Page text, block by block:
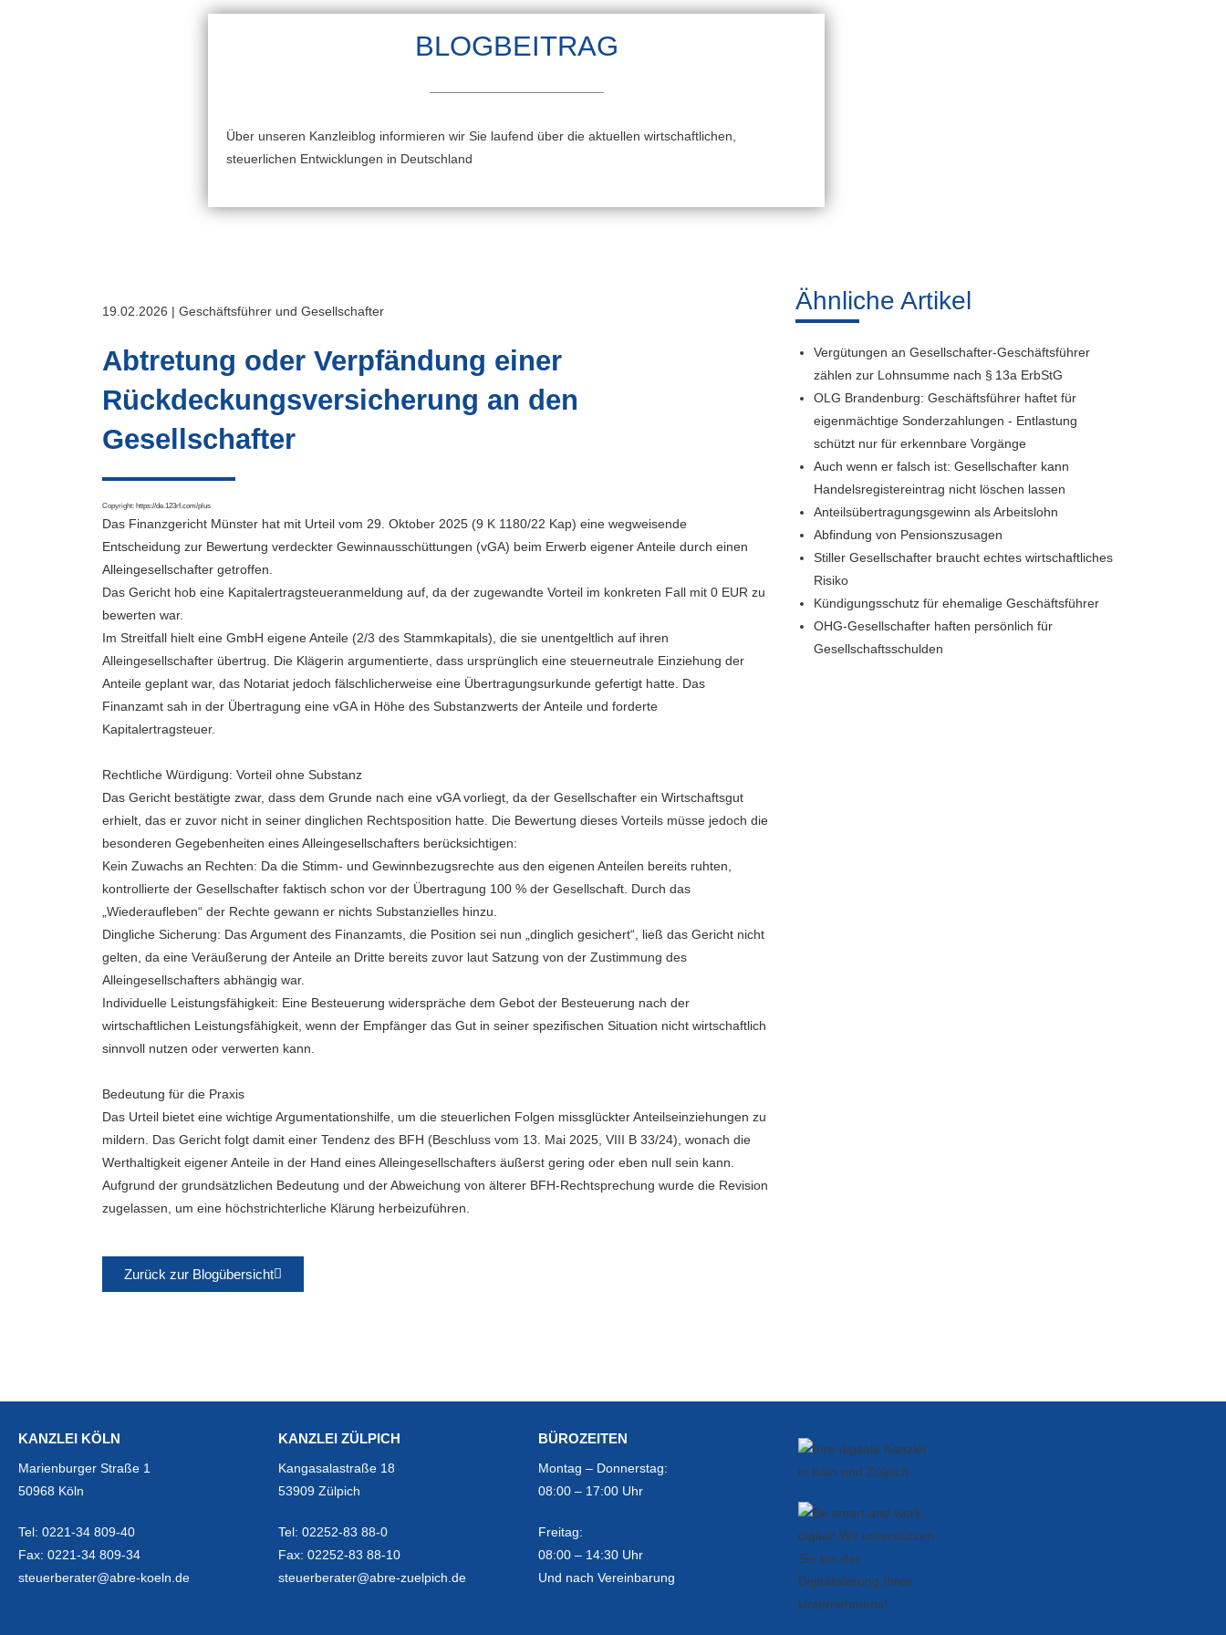
BLOGBEITRAG
Über unseren Kanzleiblog informieren wir Sie laufend über die aktuellen wirtschaftlichen,
steuerlichen Entwicklungen in Deutschland
Ähnliche Artikel
Vergütungen an Gesellschafter-Geschäftsführer
zählen zur Lohnsumme nach § 13a ErbStG
OLG Brandenburg: Geschäftsführer haftet für
eigenmächtige Sonderzahlungen - Entlastung
schützt nur für erkennbare Vorgänge
Auch wenn er falsch ist: Gesellschafter kann
Handelsregistereintrag nicht löschen lassen
Anteilsübertragungsgewinn als Arbeitslohn
Abfindung von Pensionszusagen
Stiller Gesellschafter braucht echtes wirtschaftliches
Risiko
Kündigungsschutz für ehemalige Geschäftsführer
OHG-Gesellschafter haften persönlich für
Gesellschaftsschulden
19.02.2026 | Geschäftsführer und Gesellschafter
Abtretung oder Verpfändung einer
Rückdeckungsversicherung an den
Gesellschafter
Copyright:https://de.123rf.com/plus
Das Finanzgericht Münster hat mit Urteil vom 29. Oktober 2025 (9 K 1180/22 Kap) eine wegweisende
Entscheidung zur Bewertung verdeckter Gewinnausschüttungen (vGA) beim Erwerb eigener Anteile durch einen
Alleingesellschafter getroffen.
Das Gericht hob eine Kapitalertragsteueranmeldung auf, da der zugewandte Vorteil im konkreten Fall mit 0 EUR zu
bewerten war.
Im Streitfall hielt eine GmbH eigene Anteile (2/3 des Stammkapitals), die sie unentgeltlich auf ihren
Alleingesellschafter übertrug. Die Klägerin argumentierte, dass ursprünglich eine steuerneutrale Einziehung der
Anteile geplant war, das Notariat jedoch fälschlicherweise eine Übertragungsurkunde gefertigt hatte. Das
Finanzamt sah in der Übertragung eine vGA in Höhe des Substanzwerts der Anteile und forderte
Kapitalertragsteuer.
Rechtliche Würdigung: Vorteil ohne Substanz
Das Gericht bestätigte zwar, dass dem Grunde nach eine vGA vorliegt, da der Gesellschafter ein Wirtschaftsgut
erhielt, das er zuvor nicht in seiner dinglichen Rechtsposition hatte. Die Bewertung dieses Vorteils müsse jedoch die
besonderen Gegebenheiten eines Alleingesellschafters berücksichtigen:
Kein Zuwachs an Rechten: Da die Stimm- und Gewinnbezugsrechte aus den eigenen Anteilen bereits ruhten,
kontrollierte der Gesellschafter faktisch schon vor der Übertragung 100 % der Gesellschaft. Durch das
„Wiederaufleben“ der Rechte gewann er nichts Substanzielles hinzu.
Dingliche Sicherung: Das Argument des Finanzamts, die Position sei nun „dinglich gesichert“, ließ das Gericht nicht
gelten, da eine Veräußerung der Anteile an Dritte bereits zuvor laut Satzung von der Zustimmung des
Alleingesellschafters abhängig war.
Individuelle Leistungsfähigkeit: Eine Besteuerung widerspräche dem Gebot der Besteuerung nach der
wirtschaftlichen Leistungsfähigkeit, wenn der Empfänger das Gut in seiner spezifischen Situation nicht wirtschaftlich
sinnvoll nutzen oder verwerten kann.
Bedeutung für die Praxis
Das Urteil bietet eine wichtige Argumentationshilfe, um die steuerlichen Folgen missglückter Anteilseinziehungen zu
mildern. Das Gericht folgt damit einer Tendenz des BFH (Beschluss vom 13. Mai 2025, VIII B 33/24), wonach die
Werthaltigkeit eigener Anteile in der Hand eines Alleingesellschafters äußerst gering oder eben null sein kann.
Aufgrund der grundsätzlichen Bedeutung und der Abweichung von älterer BFH-Rechtsprechung wurde die Revision
zugelassen, um eine höchstrichterliche Klärung herbeizuführen.
Zurück zur Blogübersicht
KANZLEI KÖLN
Marienburger Straße 1
50968 Köln
Tel: 0221-34 809-40
Fax: 0221-34 809-34
steuerberater@abre-koeln.de
KANZLEI ZÜLPICH
Kangasalastraße 18
53909 Zülpich
Tel: 02252-83 88-0
Fax: 02252-83 88-10
steuerberater@abre-zuelpich.de
BÜROZEITEN
Montag – Donnerstag:
08:00 – 17:00 Uhr
Freitag:
08:00 – 14:30 Uhr
Und nach Vereinbarung